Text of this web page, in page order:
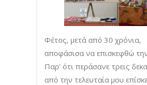
Φέτος, μετά από 30 χρόνια,
αποφάσισα να επισκεφθώ
Παρ’ ότι περάσανε τρεις
από την τελευταία μου